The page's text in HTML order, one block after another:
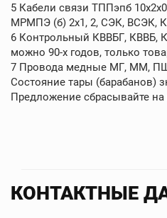
5 Кабели связи ТППэпб
МРМПЭ (б) 2х1, 2, СЭК, ВСЭК,
6 Контрольный КВВБГ, КВВБ,
можно 90-х годов, только
7 Провода медные МГ, ММ,
Состояние тары (барабанов)
Предложение сбрасывайте на
КОНТАКТНЫЕ